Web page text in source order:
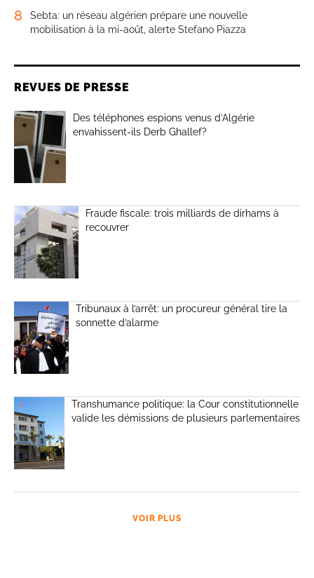
8
Sebta: un réseau algérien prépare une nouvelle
mobilisation à la mi-août, alerte Stefano Piazza
REVUES DE PRESSE
Des téléphones espions venus d’Algérie
envahissent-ils Derb Ghallef?
Fraude fiscale: trois milliards de dirhams à
recouvrer
Tribunaux à l’arrêt: un procureur général tire la
sonnette d’alarme
Transhumance politique: la Cour constitutionnelle
valide les démissions de plusieurs parlementaires
VOIR PLUS